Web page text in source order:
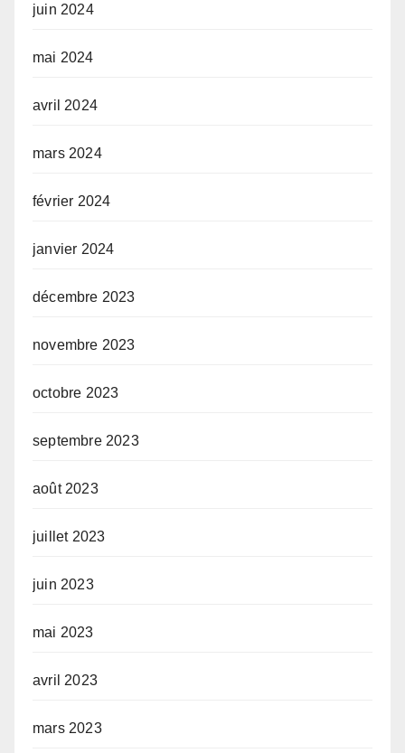
juin 2024
mai 2024
avril 2024
mars 2024
février 2024
janvier 2024
décembre 2023
novembre 2023
octobre 2023
septembre 2023
août 2023
juillet 2023
juin 2023
mai 2023
avril 2023
mars 2023